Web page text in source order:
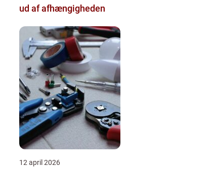
ud af afhængigheden
12 april 2026